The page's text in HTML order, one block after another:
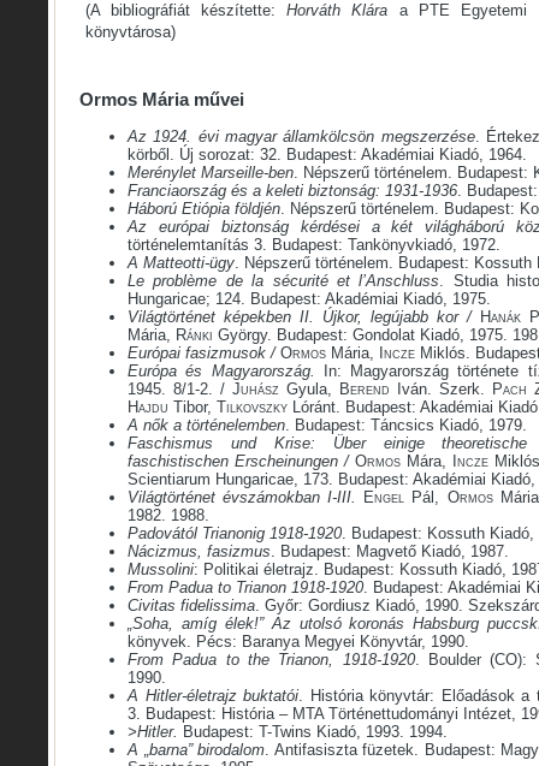
(A bibliográfiát készítette:Horváth Klára a PTE Egyetemi
könyvtárosa)
Ormos Mária művei
Az 1924. évi magyar államkölcsön megszerzése.
körből. Új sorozat: 32. Budapest: Akadémiai Kiadó, 1964.
Merénylet Marseille-ben. Népszerű történelem. Budapest:
Franciaország és a keleti biztonság: 1931-1936.
Háború Etiópia földjén. Népszerű történelem. Budapest:
Az európai biztonság kérdései a két világháború
történelemtanítás 3. Budapest: Tankönyvkiadó, 1972.
A Matteotti-ügy. Népszerű történelem. Budapest: Kossuth
Le problème de la sécurité et l’Anschluss. Studia
Hungaricae; 124. Budapest: Akadémiai Kiadó, 1975.
Világtörténet képekben II. Újkor, legújabb kor / Hanák
Mária, Ránki György. Budapest: Gondolat Kiadó, 1975.
Európai fasizmusok / Ormos Mária, Incze Miklós.
Európa és Magyarország.
In: Magyarország története
1945. 8/1-2. / Juhász Gyula, Berend Iván. Szerk. Pach
Hajdu Tibor, Tilkovszky Lóránt. Budapest: Akadémiai
A nők a történelemben. Budapest: Táncsics Kiadó, 1979.
Faschismus und Krise: Über einige theoretische
faschistischen Erscheinungen / Ormos Mára, Incze
Scientiarum Hungaricae, 173. Budapest: Akadémiai Kiadó,
Világtörténet évszámokban I-III.
Engel Pál, Ormos
1982. 1988.
Padovától Trianonig 1918-1920. Budapest: Kossuth Kiadó,
Nácizmus, fasizmus. Budapest: Magvető Kiadó, 1987.
Mussolini: Politikai életrajz. Budapest: Kossuth Kiadó,
From Padua to Trianon 1918-1920. Budapest: Akadémiai
Civitas fidelissima. Győr: Gordiusz Kiadó, 1990.
„Soha, amíg élek!” Az utolsó koronás Habsburg
könyvek. Pécs: Baranya Megyei Könyvtár, 1990.
From Padua to the Trianon, 1918-1920. Boulder (CO):
1990.
A Hitler-életrajz buktatói. História könyvtár: Előadások a
3. Budapest: História – MTA Történettudományi Intézet,
>Hitler. Budapest: T-Twins Kiadó, 1993. 1994.
A „barna” birodalom. Antifasiszta füzetek. Budapest: